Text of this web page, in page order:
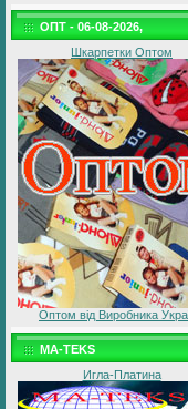
ОПТ - 06-08-2026,
Шкарпетки Оптом
Оптом від Виробника
MA-TEKS
Игла-Платина